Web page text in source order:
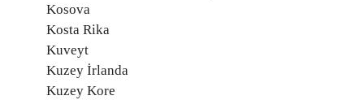
Kosova
Kosta Rika
Kuveyt
Kuzey İrlanda
Kuzey Kore